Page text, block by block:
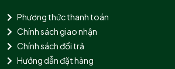
Phương thức thanh toán
Chính sách giao nhận
Chính sách đổi trả
Hướng dẫn đặt hàng